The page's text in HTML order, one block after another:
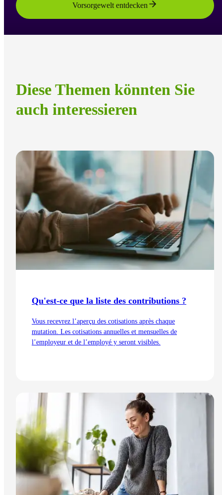
Vorsorgewelt entdecken
Diese Themen könnten Sie
auch interessieren
Qu'est-ce que la liste des contributions ?
Vous recevrez l’aperçu des cotisations après chaque
mutation. Les cotisations annuelles et mensuelles de
l’employeur et de l’employé y seront visibles.
Lire l'article